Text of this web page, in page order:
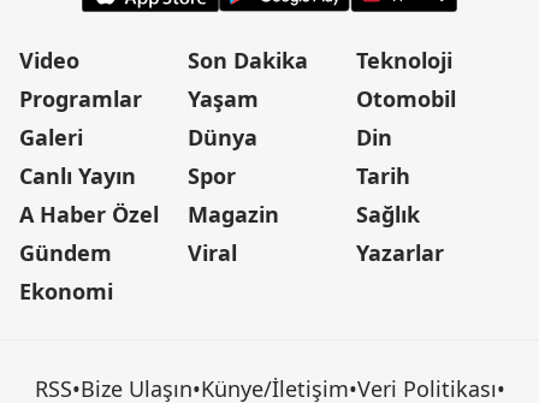
Video
Programlar
Galeri
Canlı Yayın
A Haber Özel
Gündem
Ekonomi
Son Dakika
Yaşam
Dünya
Spor
Magazin
Viral
Teknoloji
Otomobil
Din
Tarih
Sağlık
Yazarlar
RSS•Bize Ulaşın•Künye/İletişim•Veri Politikası•